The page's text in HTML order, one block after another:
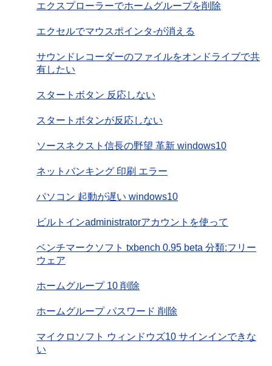
エクスプローラーでホームグループを削除
エクセルでマウスポインタ-が消える
サウンドレコーダーのファイルをオンドライブで共
有したい
スタートボタン 反応しない
スタートボタンが反応しない
ソースネクスト信長の野望 革新 windows10
ネットバンキング 印刷 エラー
パソコン 起動が遅い windows10
ビルトインadministratorアカウントを使って
ベンチマークソフト txbench 0.95 beta 分類:フリー
ウェア
ホームグループ 10 削除
ホームグループ パスワード 削除
マイクロソフト ウィンドウズ10 サインインできな
い